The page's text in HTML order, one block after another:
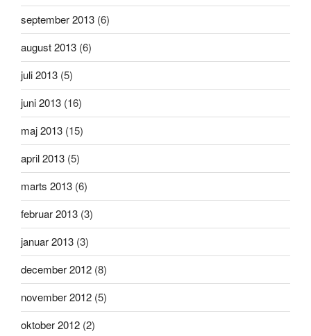
september 2013 (6)
august 2013 (6)
juli 2013 (5)
juni 2013 (16)
maj 2013 (15)
april 2013 (5)
marts 2013 (6)
februar 2013 (3)
januar 2013 (3)
december 2012 (8)
november 2012 (5)
oktober 2012 (2)